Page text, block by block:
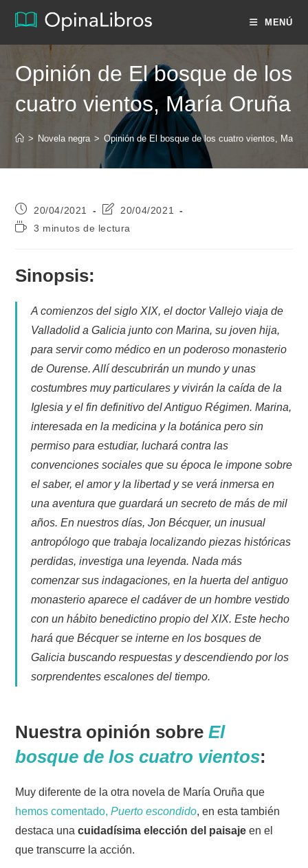
MENÚ
Opinión de El bosque de los
cuatro vientos, María Oruña
> Novela negra > Opinión de El bosque de los cuatro vientos, María
Publicación
de
la
20/04/2021
Última
de
20/04/2021
Tiempo3 minutos de lectura
Sinopsis:
A comienzos del siglo XIX, el doctor Vallejo viaja de
Valladolid a Galicia junto con Marina, su joven hija,
para servir como médico en un poderoso monasterio
de Ourense. Allí descubrirán un mundo y unas
costumbres muy particulares y vivirán la caída de la
Iglesia y el fin definitivo del Antiguo Régimen. Marina,
interesada en la medicina y la botánica pero sin
permiso para estudiar, luchará contra las
convenciones sociales que su época le impone sobre
el saber, el amor y la libertad y se verá inmersa en
una aventura que guardará un secreto de más de mil
años. En nuestros días, Jon Bécquer, un inusual
antropólogo que trabaja localizando piezas históricas
perdidas, investiga una leyenda. Nada más
comenzar sus indagaciones, en la huerta del antiguo
monasterio aparece el cadáver de un hombre vestido
con un hábito benedictino propio del XIX. Este hecho
hará que Bécquer se interne en los bosques de
Galicia buscando respuestas y descendiendo por los
sorprendentes escalones del tiempo.
Nuestra opinión sobreEl
bosque de los cuatro vientos:
Muy diferente de la otra novela de María Oruña que
hemos comentado,Puerto escondido, en esta también
destaca unacuidadísima elección del paisaje en el
que transcurre la acción.